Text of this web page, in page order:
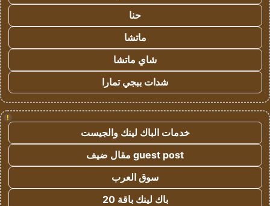
حنا
ماتشا
شاي ماتشا
شدات ببجي تمارا
!
خدمات الباك لينك والجيست
guest post مقال ضيف
سوق العرب
باك لينك باقة 20